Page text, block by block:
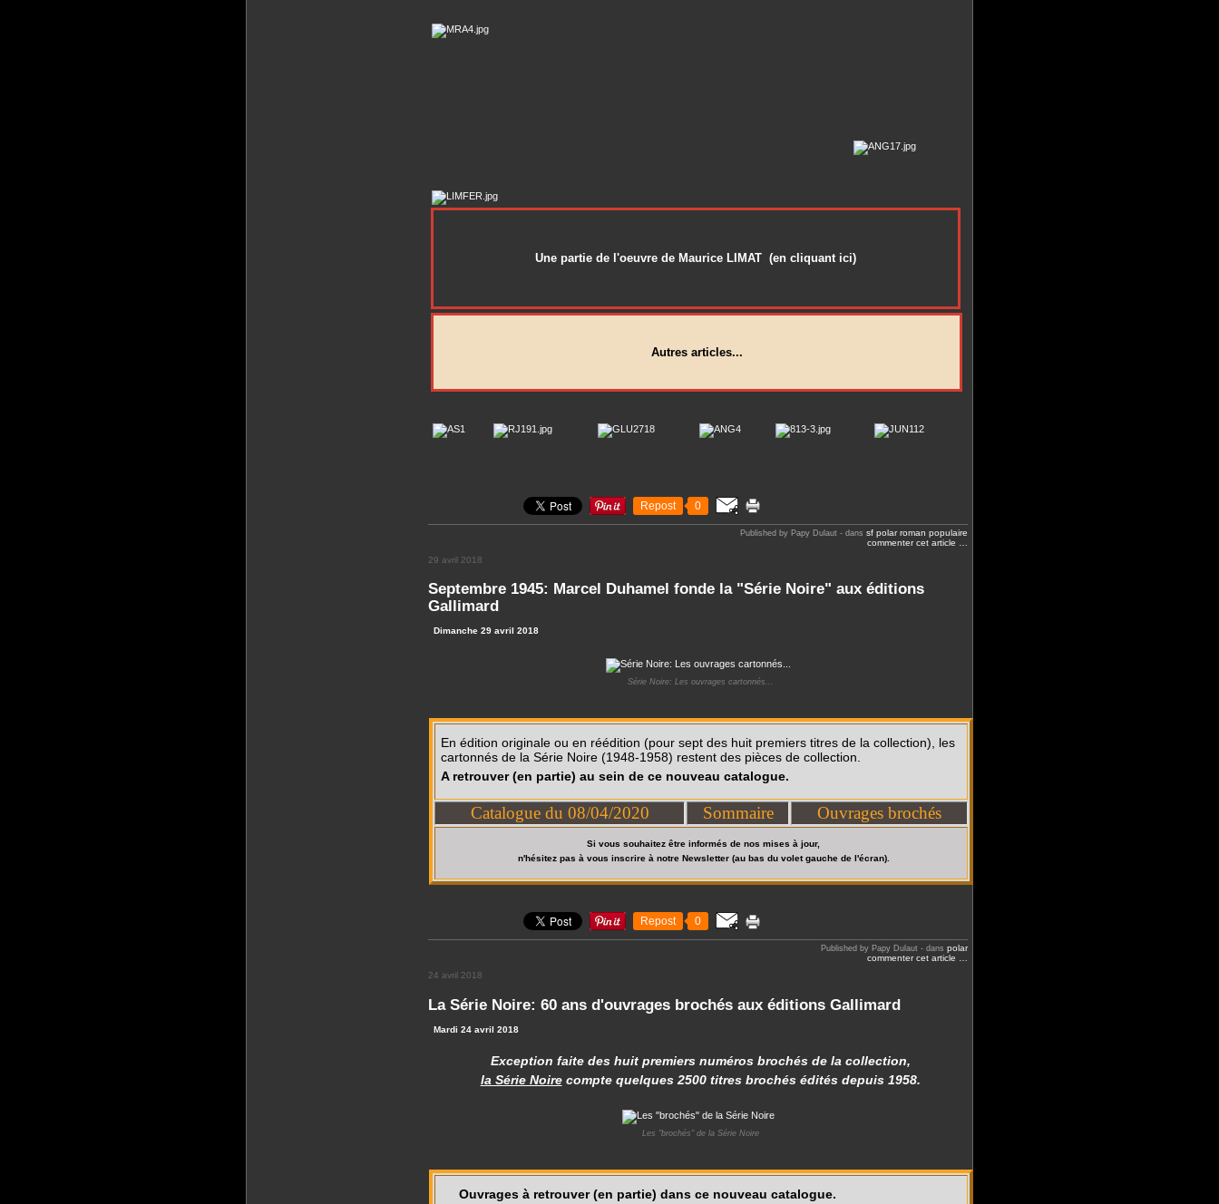
Une partie de l'oeuvre de Maurice LIMAT (en cliquant ici)
Autres articles...
Repost 0
Published by Papy Dulaut - dans sf polar roman populaire
commenter cet article
29 avril 2018
Septembre 1945: Marcel Duhamel fonde la "Série Noire" aux éditions
Gallimard
Dimanche 29 avril 2018
Série Noire: Les ouvrages cartonnés...
En édition originale ou en réédition (pour sept des huit premiers titres de la collection), les
cartonnés de la Série Noire (1948-1958) restent des pièces de collection.
A retrouver (en partie) au sein de ce nouveau catalogue.
Catalogue du 08/04/2020 Sommaire Ouvrages brochés
Si vous souhaitez être informés de nos mises à jour,
n'hésitez pas à vous inscrire à notre Newsletter (au bas du volet gauche de l'écran).
Repost 0
Published by Papy Dulaut - dans polar
commenter cet article …
24 avril 2018
La Série Noire: 60 ans d'ouvrages brochés aux éditions Gallimard
Mardi 24 avril 2018
Exception faite des huit premiers numéros brochés de la collection,
la Série Noirecompte quelques 2500 titres brochés édités depuis 1958.
Les "brochés" de la Série Noire
Ouvrages à retrouver (en partie) dans ce nouveau catalogue.